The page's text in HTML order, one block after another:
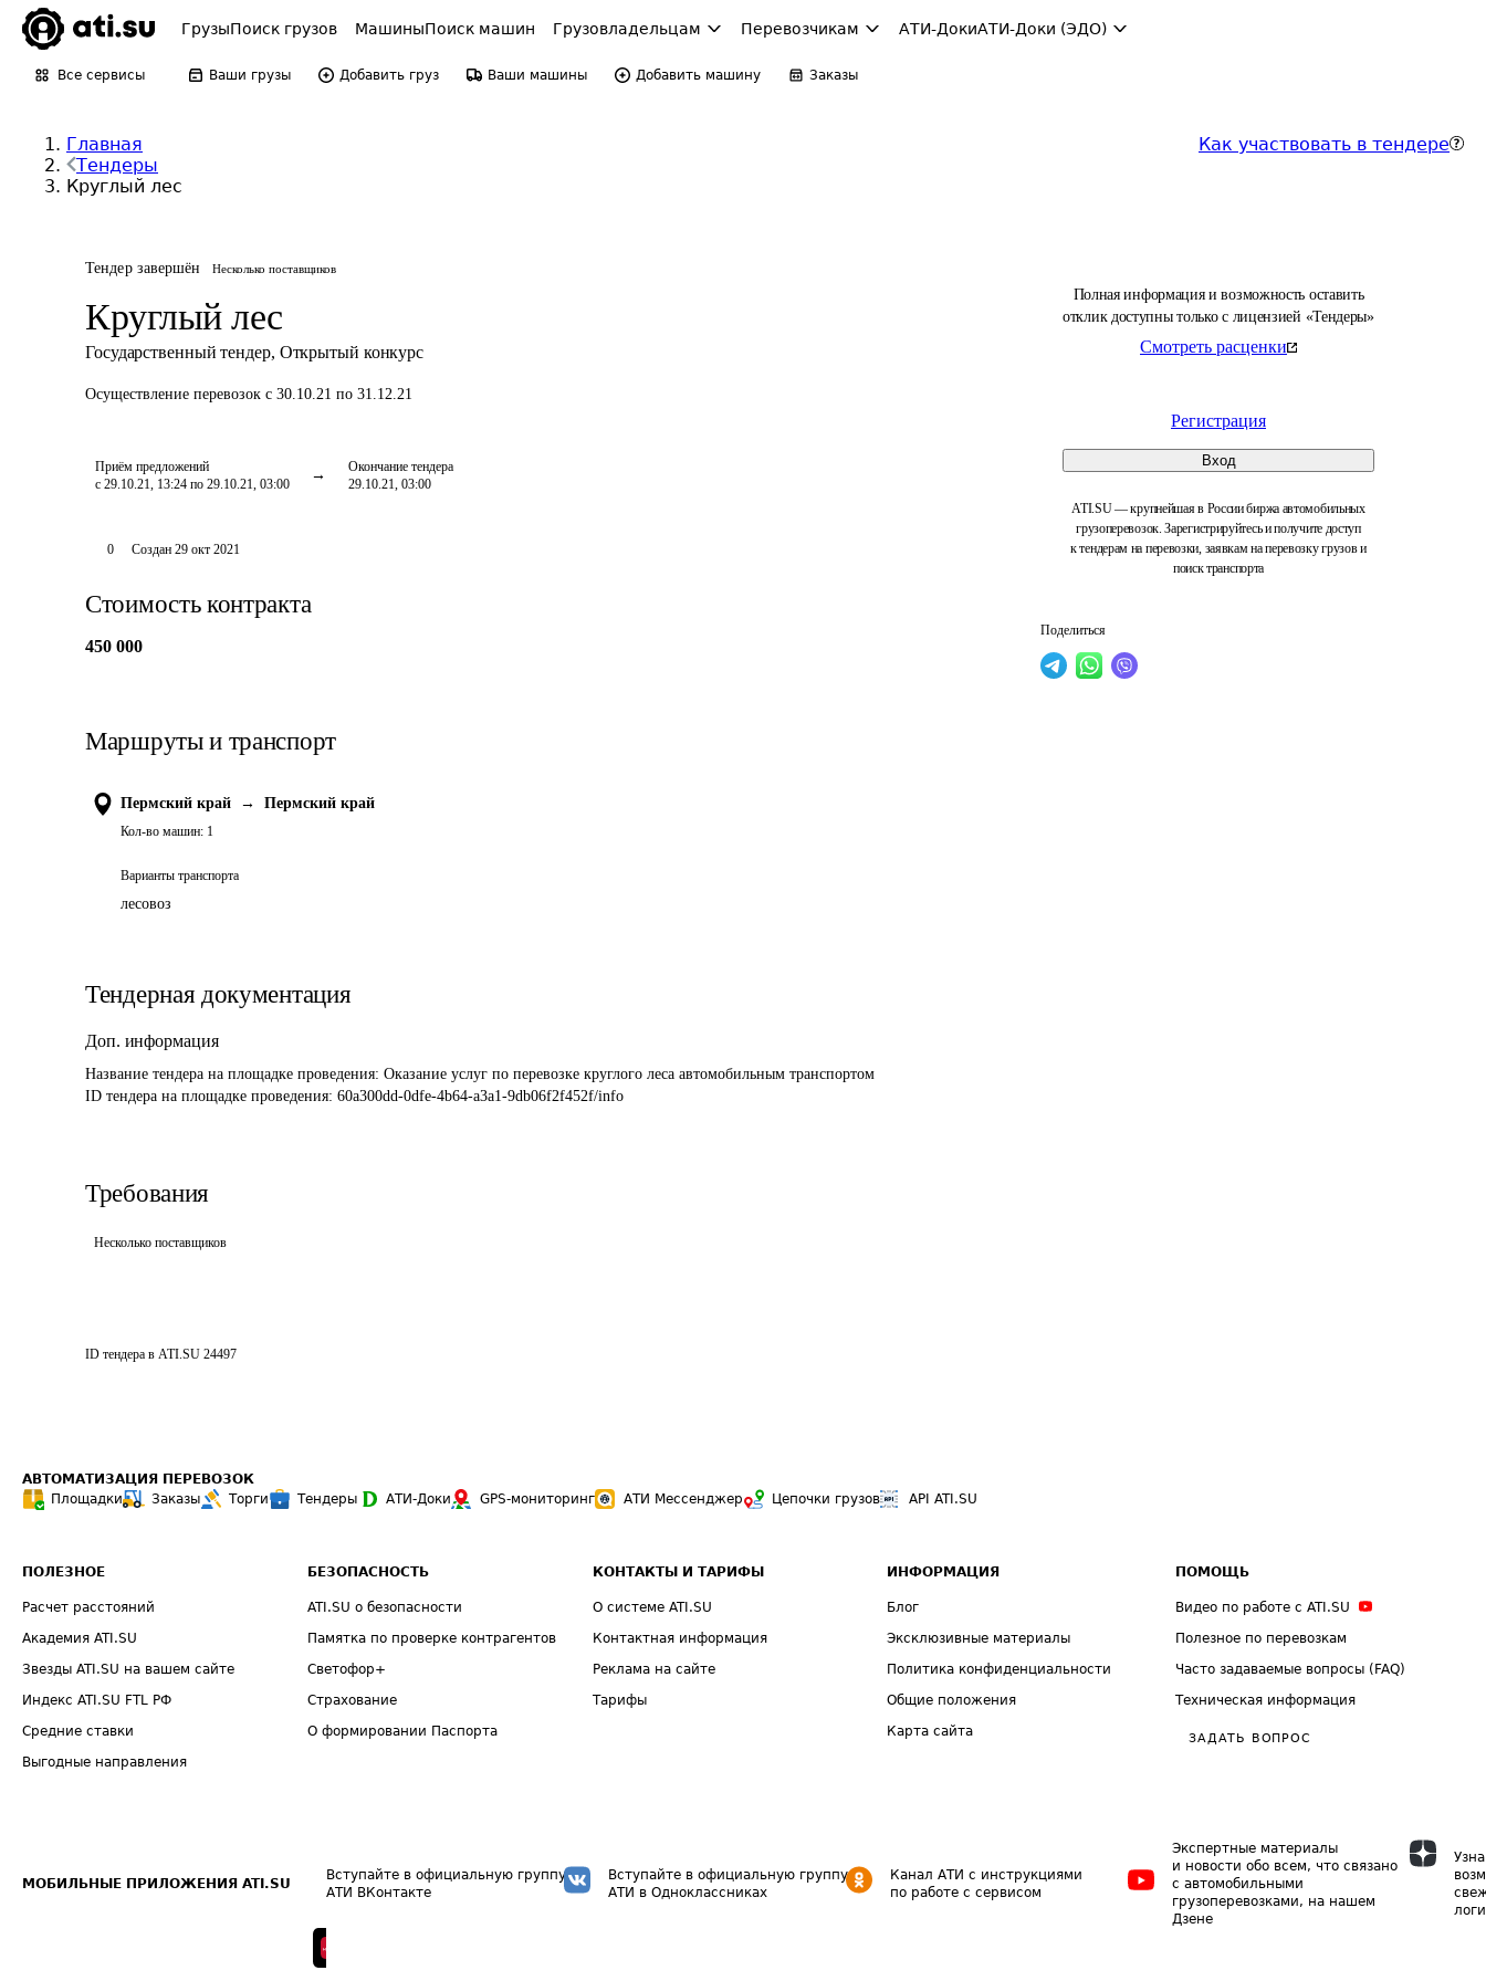
ГрузыПоиск грузов МашиныПоиск машин Грузовладельцам Перевозчикам АТИ-ДокиАТИ-Доки (ЭДО)
Все сервисы Ваши грузы Добавить груз Ваши машины Добавить машину Заказы
Главная
Тендеры
Круглый лес
Как участвовать в тендере
Тендер завершён Несколько поставщиков
Круглый лес
Государственный тендер, Открытый конкурс
Осуществление перевозок с 30.10.21 по 31.12.21
Приём предложений
с 29.10.21, 13:24 по 29.10.21, 03:00
Окончание тендера
29.10.21, 03:00
Полная информация и возможность оставить
отклик доступны только с лицензией «Тендеры»
Смотреть расценки
Регистрация
Вход
ATI.SU — крупнейшая в России биржа автомобильных
грузоперевозок. Зарегистрируйтесь и получите доступ
к тендерам на перевозки, заявкам на перевозку грузов и
поиск транспорта
Поделиться
0 Создан 29 окт 2021
Стоимость контракта
450 000
Маршруты и транспорт
Пермский край → Пермский край
Кол-во машин: 1
Варианты транспорта
лесовоз
Тендерная документация
Доп. информация
Название тендера на площадке проведения: Оказание услуг по перевозке круглого леса автомобильным транспортом
ID тендера на площадке проведения: 60a300dd-0dfe-4b64-a3a1-9db06f2f452f/info
Требования
Несколько поставщиков
ID тендера в ATI.SU 24497
АВТОМАТИЗАЦИЯ ПЕРЕВОЗОК
Площадки
Заказы Торги Тендеры АТИ-Доки GPS-мониторинг АТИ Мессенджер Цепочки грузов API ATI.SU
ПОЛЕЗНОЕ
Расчет расстояний
Академия ATI.SU
Звезды ATI.SU на вашем сайте
Индекс ATI.SU FTL РФ
Средние ставки
Выгодные направления
БЕЗОПАСНОСТЬ
ATI.SU о безопасности
Памятка по проверке контрагентов
Светофор+
Страхование
О формировании Паспорта
КОНТАКТЫ И ТАРИФЫ
О системе ATI.SU
Контактная информация
Реклама на сайте
Тарифы
ИНФОРМАЦИЯ
Блог
Эксклюзивные материалы
Политика конфиденциальности
Общие положения
Карта сайта
ПОМОЩЬ
Видео по работе с ATI.SU
Полезное по перевозкам
Часто задаваемые вопросы (FAQ)
Техническая информация
ЗАДАТЬ ВОПРОС
МОБИЛЬНЫЕ ПРИЛОЖЕНИЯ ATI.SU
Вступайте в официальную группу
АТИ ВКонтакте
Вступайте в официальную группу
АТИ в Одноклассниках
Канал АТИ с инструкциями
по работе с сервисом
Экспертные материалы
и новости обо всем, что связано
с автомобильными
грузоперевозками, на нашем
Дзене